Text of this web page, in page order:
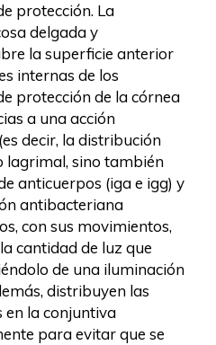
protección. La
delgada y
la superficie anterior
internas de los
protección de la córnea
a una acción
decir, la distribución
lagrimal, sino también
anticuerpos (iga e igg) y
antibacteriana
con sus movimientos,
cantidad de luz que
de una iluminación
distribuyen las
en la conjuntiva
para evitar que se